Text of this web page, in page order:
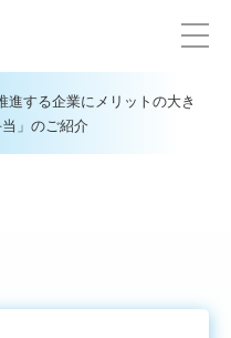
進する企業にメリットの大き
」のご紹介